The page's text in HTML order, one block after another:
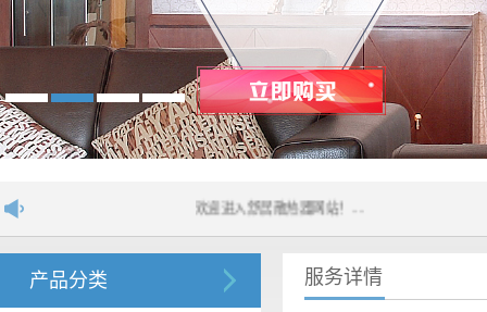
欢迎进入舒居散热器网站！....
产品分类 服务详情